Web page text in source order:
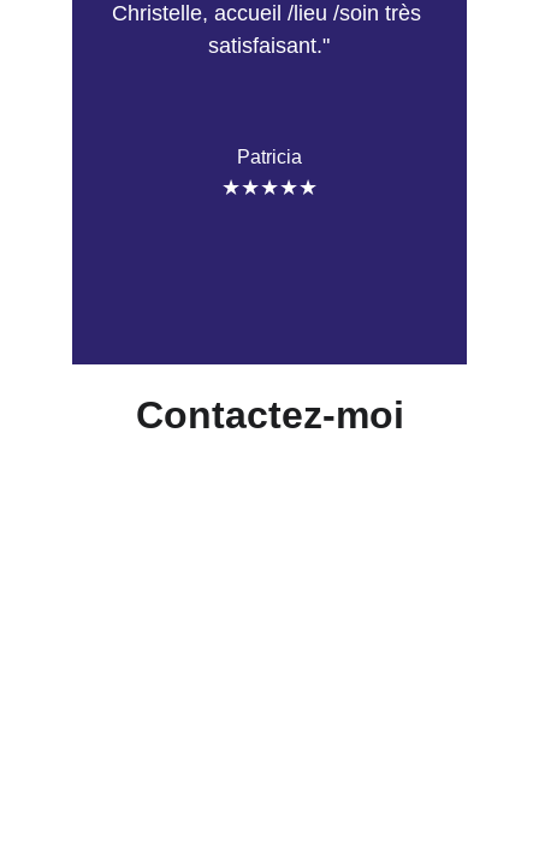
★★★★★
Patricia
Christelle, accueil /lieu /soin très
satisfaisant."
Contactez-moi